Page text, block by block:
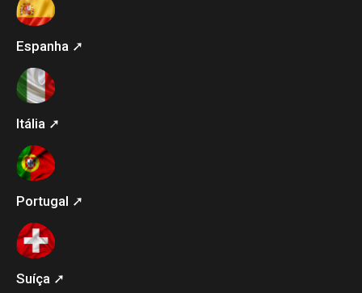
Espanha ➚
Itália ➚
Portugal ➚
Suíça ➚